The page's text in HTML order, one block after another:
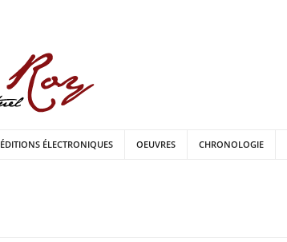
ÉDITIONS ÉLECTRONIQUES OEUVRES CHRONOLOGIE